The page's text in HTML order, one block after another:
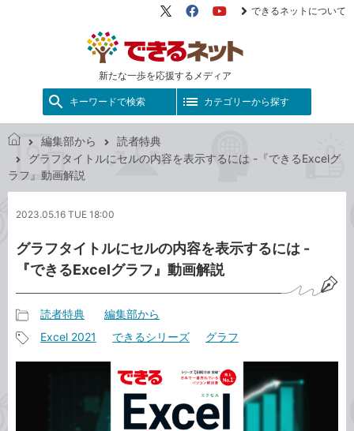
新たな一歩を応援するメディア
X（旧
FacebookYouTube
できるネットについて
キーワードで検索 カテゴリーから探す
き
ッ
編集部から
読者特典
グラフタイトルにセルの内容を表示するには -『できるExcelグ
ラフ』動画解説
2023.05.16 TUE 18:00
グラフタイトルにセルの内容を表示するには -
『できるExcelグラフ』動画解説
事
カ
読者特典 編集部から
Excel 2021 できるシリーズ グラフ